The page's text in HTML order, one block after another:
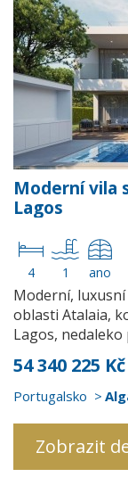
Moderní vila
Lagos
4 1 ano
Moderní, luxusní
oblasti Atalaia,
Lagos, nedaleko
54 340 225 Kč
Portugalsko
Zobrazit